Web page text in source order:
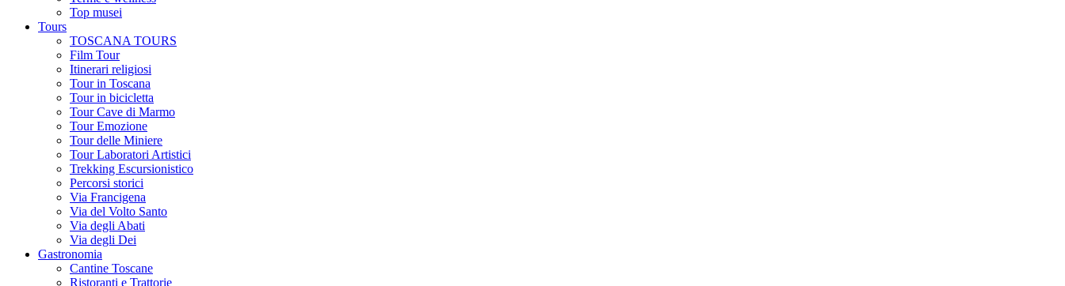
Top musei
Tours
TOSCANA TOURS
Film Tour
Itinerari religiosi
Tour in Toscana
Tour in bicicletta
Tour Cave di Marmo
Tour Emozione
Tour delle Miniere
Tour Laboratori Artistici
Trekking Escursionistico
Percorsi storici
Via Francigena
Via del Volto Santo
Via degli Abati
Via degli Dei
Gastronomia
Cantine Toscane
Ristoranti e Trattorie